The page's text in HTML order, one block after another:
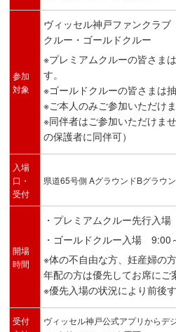
参加
対象
ヴィッセル神戸ファンクラブ
クルー・ゴールドクルー
※プレミアムクルーの皆さま
す。
※ゴールドクルーの皆さまは
※ご本人のみご参加いただけま
※同伴者はご参加いただけま
の保護者に同伴可）
入場
口・
受付
県道65号側 AグラウンドBグラウ
開場
時間
・プレミアムクルー先行入
・ゴールドクルー入場 9:00
※体の不自由な方、妊産婦の
年配の方は優先してお席にご
※優先入場の状況により前後
受付
ヴィッセル神戸公式アプリからデ